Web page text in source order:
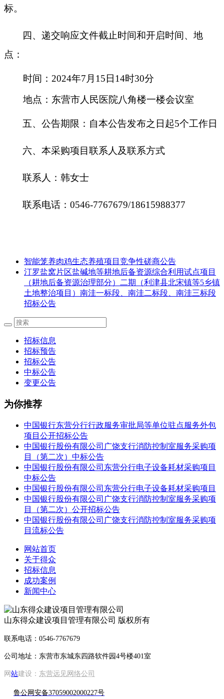
标。
四、递交响应文件截止时间和开启时间、地
点：
时间： 2024年7 月 15 日 14时30分
地点：东营市人民医院八角楼一楼会议室
五、公告期限：自本公告发布之日起5个工作日
六、本采购项目联系人及联系方式
联系人：韩女士
联系电话： 0546-7767679/18615988377
智能笼养肉鸡生态养殖项目竞争性磋商公告
汀罗盐窝片区盐碱地等耕地后备资源综合利用试点项目
（耕地后备资源治理部分）二期（利津县北宋镇等5乡镇
土地整治项目）南洼一标段、南洼二标段、南洼三标段
招标公告
招标信息
招标预告
招标公告
中标公告
变更公告
为你推荐
中国银行东营分行行政服务审批局等单位驻点服务外包
项目公开招标公告
中国银行股份有限公司广饶支行消防控制室服务采购项
目（第二次）中标公告
中国银行股份有限公司东营分行电子设备耗材采购项目
中标公告
中国银行股份有限公司东营分行电子设备耗材采购项目
中国银行股份有限公司广饶支行消防控制室服务采购项
目（第二次）公开招标公告
中国银行股份有限公司广饶支行消防控制室服务采购项
目流标公告
网站首页
关于得众
招标信息
成功案例
新闻中心
山东得众建设项目管理有限公司 版权所有
联系电话：0546-7767679
公司地址：东营市东城东四路软件园4号楼401室
网站建设： 东营远见网络公司
鲁公网安备37059002000227号